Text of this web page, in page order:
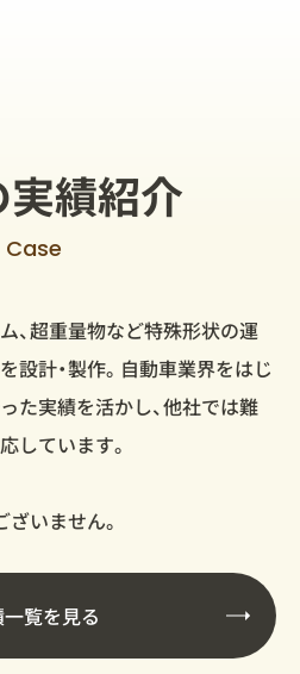
績紹介
Case
、超重量物など特殊形状の運
設計・製作。自動車業界をはじ
た実績を活かし、他社では難
しています。
いません。
覧を見る